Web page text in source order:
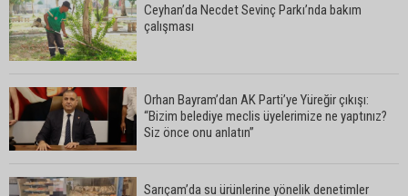
Ceyhan’da Necdet Sevinç Parkı’nda bakım
çalışması
Orhan Bayram’dan AK Parti’ye Yüreğir çıkışı:
“Bizim belediye meclis üyelerimize ne yaptınız?
Siz önce onu anlatın”
Sarıçam’da su ürünlerine yönelik denetimler